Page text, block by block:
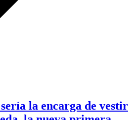
la encarga de vestir